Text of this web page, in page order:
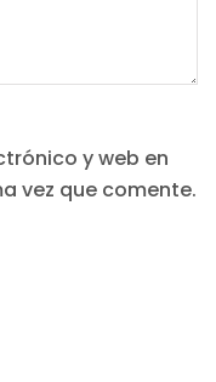
y web en
vez que comente.